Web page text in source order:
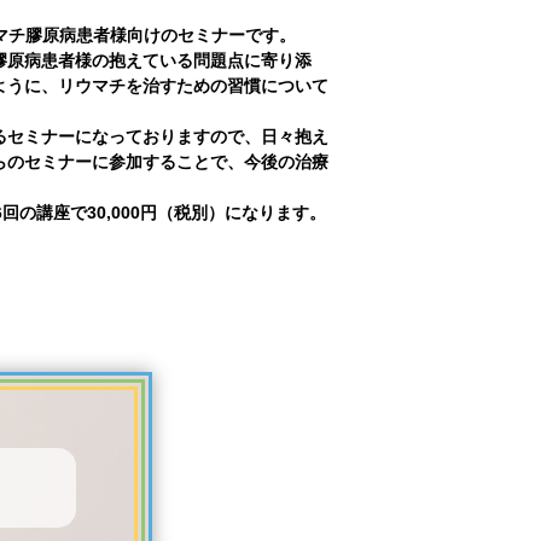
膠原病患者様向けのセミナーです。
病患者様の抱えている問題点に寄り添
に、リウマチを治すための習慣について
ミナーになっておりますので、日々抱え
セミナーに参加することで、今後の治療
の講座で30,000円（税別）になります。